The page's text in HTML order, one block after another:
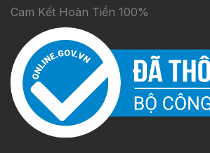
Cam Kết Hoàn Tiền 100%